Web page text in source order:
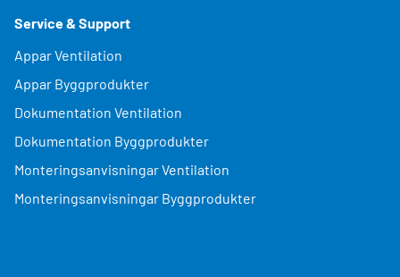
Service & Support
Appar Ventilation
Appar Byggprodukter
Dokumentation Ventilation
Dokumentation Byggprodukter
Monteringsanvisningar Ventilation
Monteringsanvisningar Byggprodukter